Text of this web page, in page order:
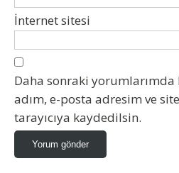
İnternet sitesi
Daha sonraki yorumlarımda
adım, e-posta adresim ve
tarayıcıya kaydedilsin.